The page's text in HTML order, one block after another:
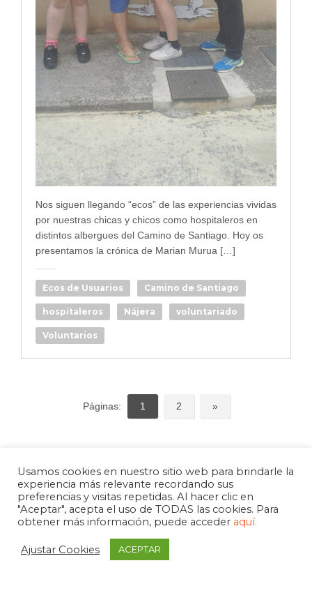
Nos siguen llegando “ecos” de las experiencias vividas
por nuestras chicas y chicos como hospitaleros en
distintos albergues del Camino de Santiago. Hoy os
presentamos la crónica de Marian Murua […]
Ecos de Usuarios Camino de Santiago
hospitaleros Nájera voluntariado
Voluntarios
Páginas: 1 2 »
Usamos cookies en nuestro sitio web para brindarle la
experiencia más relevante recordando sus
preferencias y visitas repetidas. Al hacer clic en
"Aceptar", acepta el uso de TODAS las cookies. Para
obtener más información, puede acceder aquí.
Ajustar Cookies ACEPTAR